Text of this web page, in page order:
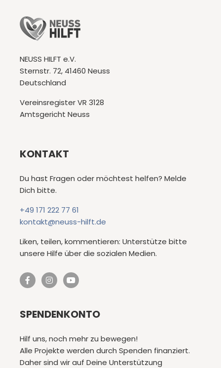
NEUSS HILFT e.V.
Sternstr. 72, 41460 Neuss
Deutschland
Vereinsregister VR 3128
Amtsgericht Neuss
KONTAKT
Du hast Fragen oder möchtest helfen? Melde
Dich bitte.
+49 171 222 77 61
kontakt@neuss-hilft.de
Liken, teilen, kommentieren: Unterstütze bitte
unsere Hilfe über die sozialen Medien.
SPENDENKONTO
Hilf uns, noch mehr zu bewegen!
Alle Projekte werden durch Spenden finanziert.
Daher sind wir auf Deine Unterstützung